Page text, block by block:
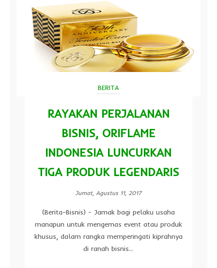
BERITA
RAYAKAN PERJALANAN
BISNIS, ORIFLAME
INDONESIA LUNCURKAN
TIGA PRODUK LEGENDARIS
Jumat, Agustus 11, 2017
(Berita-Bisnis) - Jamak bagi pelaku usaha
manapun untuk mengemas event atau produk
khusus, dalam rangka memperingati kiprahnya
di ranah bisnis...